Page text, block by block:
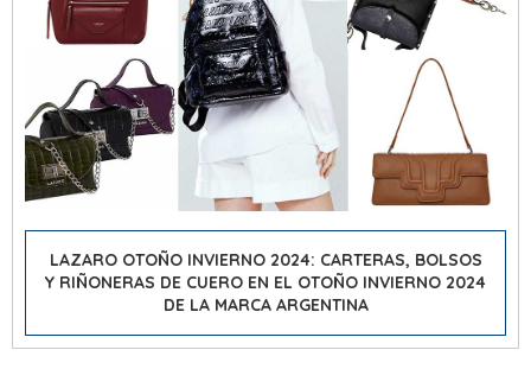
LAZARO OTOÑO INVIERNO 2024: CARTERAS, BOLSOS
Y RIÑONERAS DE CUERO EN EL OTOÑO INVIERNO 2024
DE LA MARCA ARGENTINA